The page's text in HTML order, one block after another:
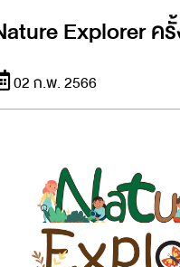
Explorer ค
02 ก.พ. 2566